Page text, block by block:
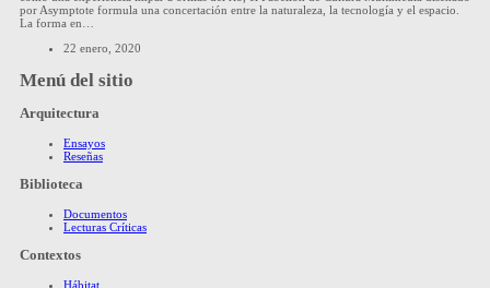
por Asymptote formula una concertación entre la naturaleza, la tecnología y el espacio.
La forma en…
22 enero, 2020
Menú del sitio
Arquitectura
Ensayos
Reseñas
Biblioteca
Documentos
Lecturas Críticas
Contextos
Hábitat